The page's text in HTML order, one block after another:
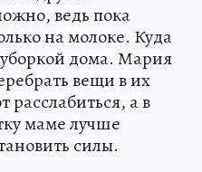
ведь пока
на молоке. Куда
дома. Мария
вещи в их
расслабиться, а в
маме лучше
силы.